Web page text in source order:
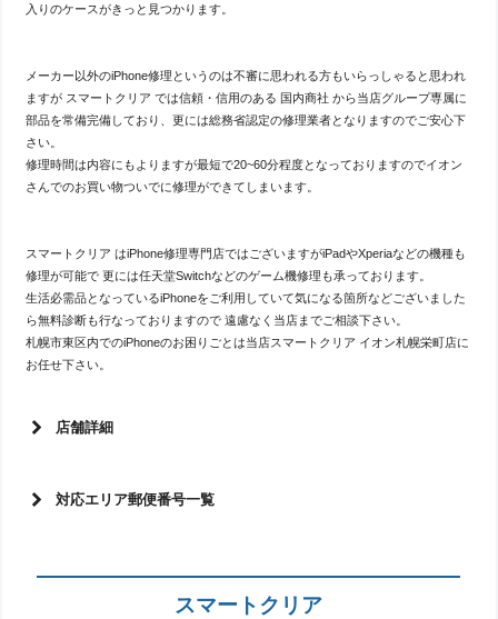
入りのケースがきっと見つかります。
メーカー以外のiPhone修理というのは不審に思われる方もいらっしゃると思われ
ますが スマートクリア では信頼・信用のある 国内商社 から当店グループ専属に
部品を常備完備しており、更には総務省認定の修理業者となりますのでご安心下
さい。
修理時間は内容にもよりますが最短で20~60分程度となっておりますのでイオン
さんでのお買い物ついでに修理ができてしまいます。
スマートクリア はiPhone修理専門店ではございますがiPadやXperiaなどの機種も
修理が可能で 更には任天堂Switchなどのゲーム機修理も承っております。
生活必需品となっているiPhoneをご利用していて気になる箇所などございました
ら無料診断も行なっておりますので 遠慮なく当店までご相談下さい。
札幌市東区内でのiPhoneのお困りごとは当店スマートクリア イオン札幌栄町店に
お任せ下さい。
店舗詳細
対応エリア郵便番号一覧
スマートクリア